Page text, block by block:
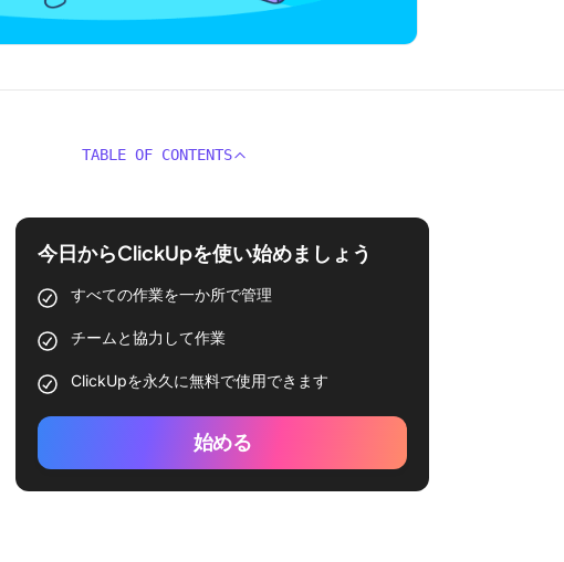
TABLE OF CONTENTS
今日からClickUpを使い始めましょう
すべての作業を一か所で管理
チームと協力して作業
ClickUpを永久に無料で使用できます
始める